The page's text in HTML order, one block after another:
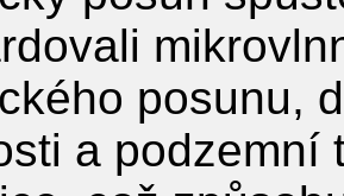
posunu,
a podzemní